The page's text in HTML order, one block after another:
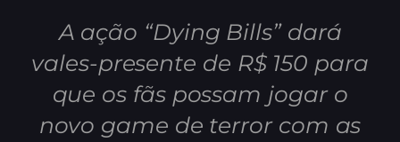
A ação “Dying Bills” dará
vales-presente de R$ 150 para
que os fãs possam jogar o
novo game de terror com as